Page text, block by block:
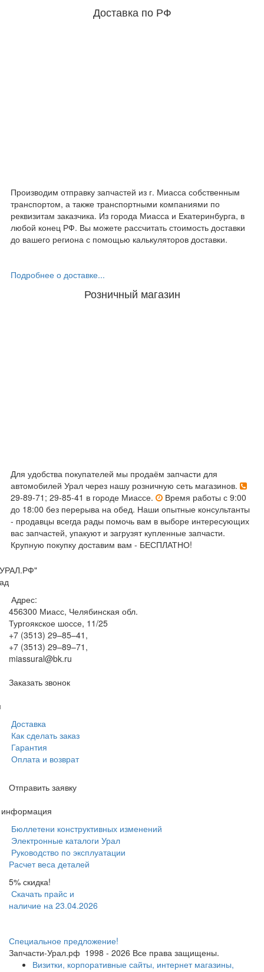
Доставка по РФ
Производим отправку запчастей из г. Миасса собственным
транспортом, а также транспортными компаниями по
реквизитам заказчика. Из города Миасса и Екатеринбурга, в
любой конец РФ. Вы можете рассчитать стоимость доставки
до вашего региона с помощью калькуляторов доставки.
Подробнее о доставке...
Розничный магазин
Для удобства покупателей мы продаём запчасти для
автомобилей Урал через нашу розничную сеть магазинов.
29-89-71; 29-85-41 в городе Миассе.
Время работы с 9:00
до 18:00 без перерыва на обед. Наши опытные консультанты
- продавцы всегда рады помочь вам в выборе интересующих
вас запчастей, упакуют и загрузят купленные запчасти.
Крупную покупку доставим вам - БЕСПЛАТНО!
Адрес:
456300 Миасс, Челябинская обл.
Тургоякское шоссе, 11/25
+7 (3513) 29–85–41 ,
+7 (3513) 29–89–71 ,
miassural@bk.ru
Заказать звонок
Доставка
Как сделать заказ
Гарантия
Оплата и возврат
Отправить заявку
информация
Бюллетени конструктивных изменений
Электронные каталоги Урал
Руководство по эксплуатации
Расчет веса деталей
5% скидка!
Скачать прайс и
наличие на 23.04.2026
Специальное предложение!
Запчасти-Урал.рф 1998 - 2026 Все права защищены.
Визитки, корпоративные сайты, интернет магазины,